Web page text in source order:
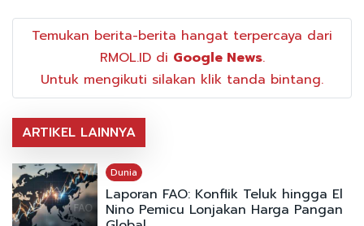
Temukan berita-berita hangat terpercaya dari
RMOL.ID di Google News.
Untuk mengikuti silakan klik tanda bintang.
ARTIKEL LAINNYA
Dunia
Laporan FAO: Konflik Teluk hingga El
Nino Pemicu Lonjakan Harga Pangan